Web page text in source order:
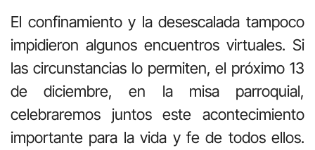
El confinamiento y la desescalada tampoco
impidieron algunos encuentros virtuales. Si
las circunstancias lo permiten, el próximo 13
de diciembre, en la misa parroquial,
celebraremos juntos este acontecimiento
importante para la vida y fe de todos ellos.